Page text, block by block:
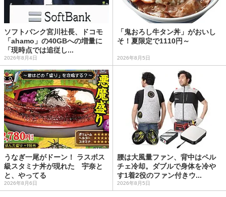
ソフトバンク宮川社長、ドコモ
「ahamo」の40GBへの増量に
「現時点では追従し...
2026年8月4日
「鬼おろし牛タン丼」がおいし
そ！夏限定で1110円～
2026年8月5日
うなぎ一尾がドーン！ ラスボス
級スタミナ丼が現れた 宇奈と
と、やってる
2026年8月6日
腰は大風量ファン、背中はペル
チェ冷却。ダブルで身体を冷や
す1着2役のファン付きウ...
2026年8月5日